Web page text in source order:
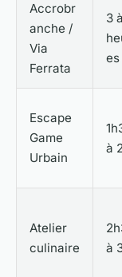
Accrobr
anche /
Via
Ferrata
3
es
Escape
Game
Urbain
à
Atelier
culinaire
à